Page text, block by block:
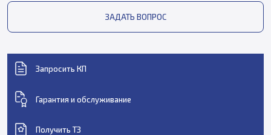
ЗАДАТЬ ВОПРОС
Запросить КП
Гарантия и обслуживание
Получить ТЗ